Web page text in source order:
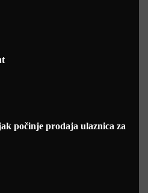
počinje prodaja ulaznica za